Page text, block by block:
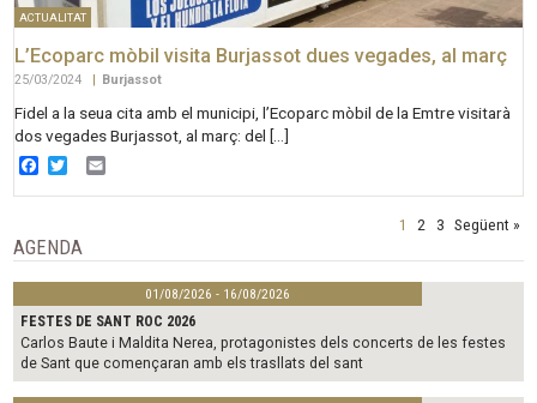
ACTUALITAT
L’Ecoparc mòbil visita Burjassot dues vegades, al març
25/03/2024 | Burjassot
Fidel a la seua cita amb el municipi, l’Ecoparc mòbil de la Emtre visitarà
dos vegades Burjassot, al març: del […]
Facebook
Twitter
1 2 3 Següent »
AGENDA
01/08/2026 - 16/08/2026
FESTES DE SANT ROC 2026
Carlos Baute i Maldita Nerea, protagonistes dels concerts de les festes
de Sant que començaran amb els trasllats del sant